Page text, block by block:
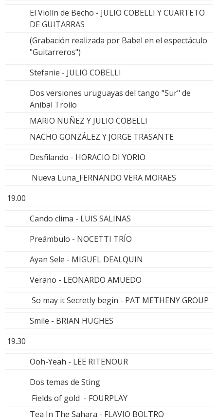
El Violín de Becho - JULIO COBELLI Y CUARTETO
DE GUITARRAS
(Grabación realizada por Babel en el espectáculo
"Guitarreros")
Stefanie - JULIO COBELLI
Dos versiones uruguayas del tango "Sur" de
Anibal Troilo
MARIO NUÑEZ Y JULIO COBELLI
NACHO GONZÁLEZ Y JORGE TRASANTE
Desfilando - HORACIO DI YORIO
Nueva Luna_FERNANDO VERA MORAES
19.00
Cando clima - LUIS SALINAS
Preámbulo - NOCETTI TRÍO
Ayan Sele - MIGUEL DEALQUIN
Verano - LEONARDO AMUEDO
So may it Secretly begin - PAT METHENY GROUP
Smile - BRIAN HUGHES
19.30
Ooh-Yeah - LEE RITENOUR
Dos temas de Sting
Fields of gold - FOURPLAY
Tea In The Sahara - FLAVIO BOLTRO